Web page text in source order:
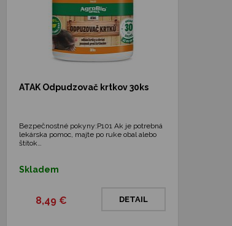
ATAK Odpudzovač krtkov 30ks
Bezpečnostné pokyny:P101 Ak je potrebná
lekárska pomoc, majte po ruke obal alebo
štítok…
Skladem
8,49 € DETAIL